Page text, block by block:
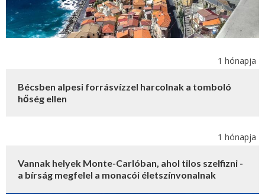
1 hónapja
Bécsben alpesi forrásvízzel harcolnak a tomboló
hőség ellen
1 hónapja
Vannak helyek Monte-Carlóban, ahol tilos szelfizni -
a bírság megfelel a monacói életszínvonalnak